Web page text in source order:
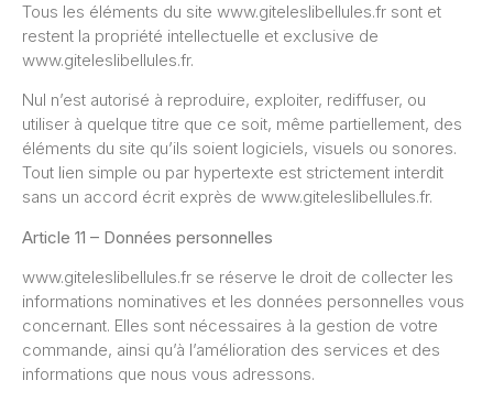
Tous les éléments du site www.giteleslibellules.fr sont et
restent la propriété intellectuelle et exclusive de
www.giteleslibellules.fr.
Nul n’est autorisé à reproduire, exploiter, rediffuser, ou
utiliser à quelque titre que ce soit, même partiellement, des
éléments du site qu’ils soient logiciels, visuels ou sonores.
Tout lien simple ou par hypertexte est strictement interdit
sans un accord écrit exprès de www.giteleslibellules.fr.
Article 11 – Données personnelles
www.giteleslibellules.fr se réserve le droit de collecter les
informations nominatives et les données personnelles vous
concernant. Elles sont nécessaires à la gestion de votre
commande, ainsi qu’à l’amélioration des services et des
informations que nous vous adressons.